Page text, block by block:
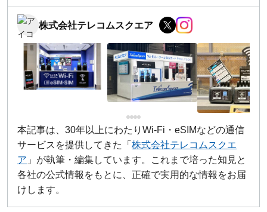
株式会社テレコムスクエア
本記事は、30年以上にわたりWi-Fi・eSIMなどの通信
サービスを提供してきた「 株式会社テレコムスクエ
ア 」が執筆・編集しています。これまで培った知見と
各社の公式情報をもとに、正確で実用的な情報をお届
けします。